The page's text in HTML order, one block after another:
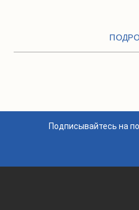
Подписывайтесь на